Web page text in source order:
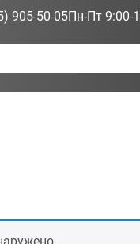
905-50-05Пн-Пт 9:00-